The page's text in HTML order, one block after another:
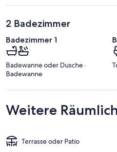
2 Badezimmer
Badezimmer 1
Badewanne oder Dusche ·
Badewanne
Weitere
Terrasse oder Patio